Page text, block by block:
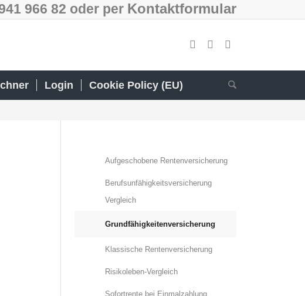
966 82 oder per Kontaktformular
Login Cookie Policy (EU)
Aufgeschobene Rentenversicherung
Berufsunfähigkeitsversicherung
Vergleich
Grundfähigkeitenversicherung
Klassische Rentenversicherung
Risikoleben-Vergleich
Sofortrente bei Einmalzahlung